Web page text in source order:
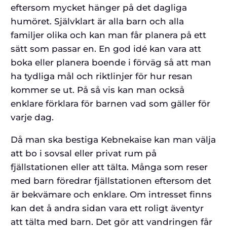
eftersom mycket hänger på det dagliga
humöret. Självklart är alla barn och alla
familjer olika och kan man får planera på ett
sätt som passar en. En god idé kan vara att
boka eller planera boende i förväg så att man
ha tydliga mål och riktlinjer för hur resan
kommer se ut. På så vis kan man också
enklare förklara för barnen vad som gäller för
varje dag.
Då man ska bestiga Kebnekaise kan man välja
att bo i sovsal eller privat rum på
fjällstationen eller att tälta. Många som reser
med barn föredrar fjällstationen eftersom det
är bekvämare och enklare. Om intresset finns
kan det å andra sidan vara ett roligt äventyr
att tälta med barn. Det gör att vandringen får